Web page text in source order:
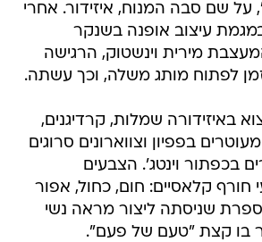
על שם סבה המנוח, איזידור. אחרי
עיצוב אופנה בשנקר
מירית וינשטוק, הרגישה
לפתוח מותג משלה, וכך עשתה.
באיזידורה שמלות, קרדיגנים,
בפפיון וצווארונים סרוגים
בכפתור וינטג'. הצבעים
חורף קלאסיים: חום, כחול, אפור
שניסתה ליצור מראה נשי
בו קצת "טעם של פעם".